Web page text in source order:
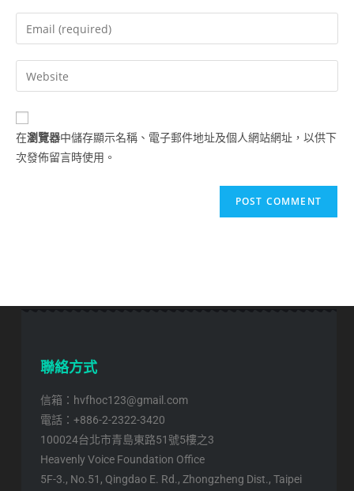
在瀏覽器中儲存顯示名稱、電子郵件地址及個人網站網址，以供下
次發佈留言時使用。
聯絡方式
信箱：hvfhoc123@gmail.com
電話：+886-2-2322-3420
100024台北市青島東路51號5樓之3
Heavenly Voice Foundation Office
5F-3., No.51, Qingdao E. Rd., Zhongzheng Dist., Taipei